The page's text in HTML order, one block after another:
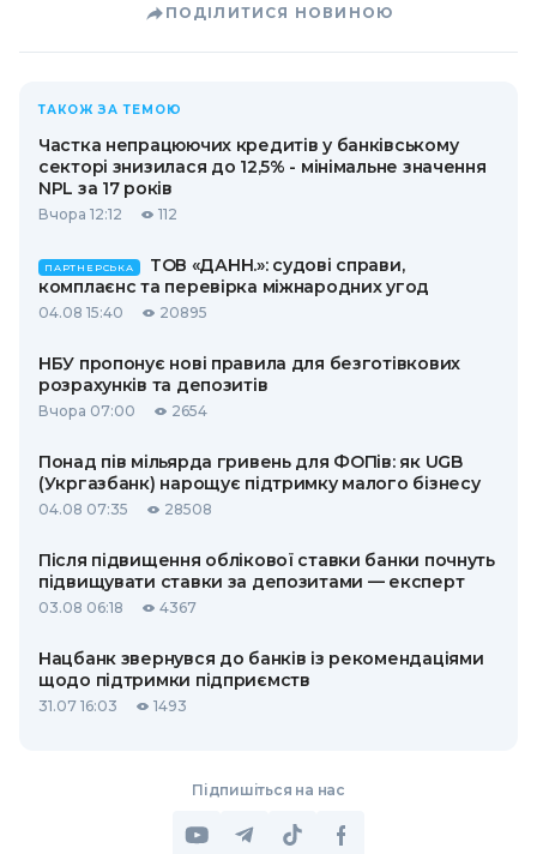
ПОДІЛИТИСЯ НОВИНОЮ
ТАКОЖ ЗА ТЕМОЮ
Частка непрацюючих кредитів у банківському
секторі знизилася до 12,5% - мінімальне значення
NPL за 17 років
Вчора 12:12 112
ПАРТНЕРСЬКА
ТОВ «ДАНН.»: судові справи,
комплаєнс та перевірка міжнародних угод
04.08 15:40 20895
НБУ пропонує нові правила для безготівкових
розрахунків та депозитів
Вчора 07:00 2654
Понад пів мільярда гривень для ФОПів: як UGB
(Укргазбанк) нарощує підтримку малого бізнесу
04.08 07:35 28508
Після підвищення облікової ставки банки почнуть
підвищувати ставки за депозитами — експерт
03.08 06:18 4367
Нацбанк звернувся до банків із рекомендаціями
щодо підтримки підприємств
31.07 16:03 1493
Підпишіться на нас